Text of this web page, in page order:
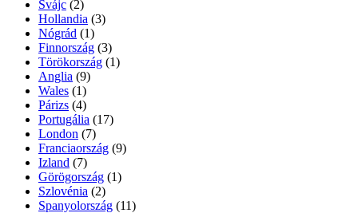
Svájc (2)
Hollandia (3)
Nógrád (1)
Finnország (3)
Törökország (1)
Anglia (9)
Wales (1)
Párizs (4)
Portugália (17)
London (7)
Franciaország (9)
Izland (7)
Görögország (1)
Szlovénia (2)
Spanyolország (11)